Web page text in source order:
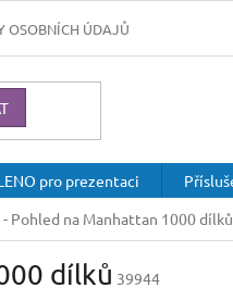
OSOBNÍCH ÚDAJŮ
pro prezentaci
- Pohled na Manhattan 1000 dílků
dílků 39944